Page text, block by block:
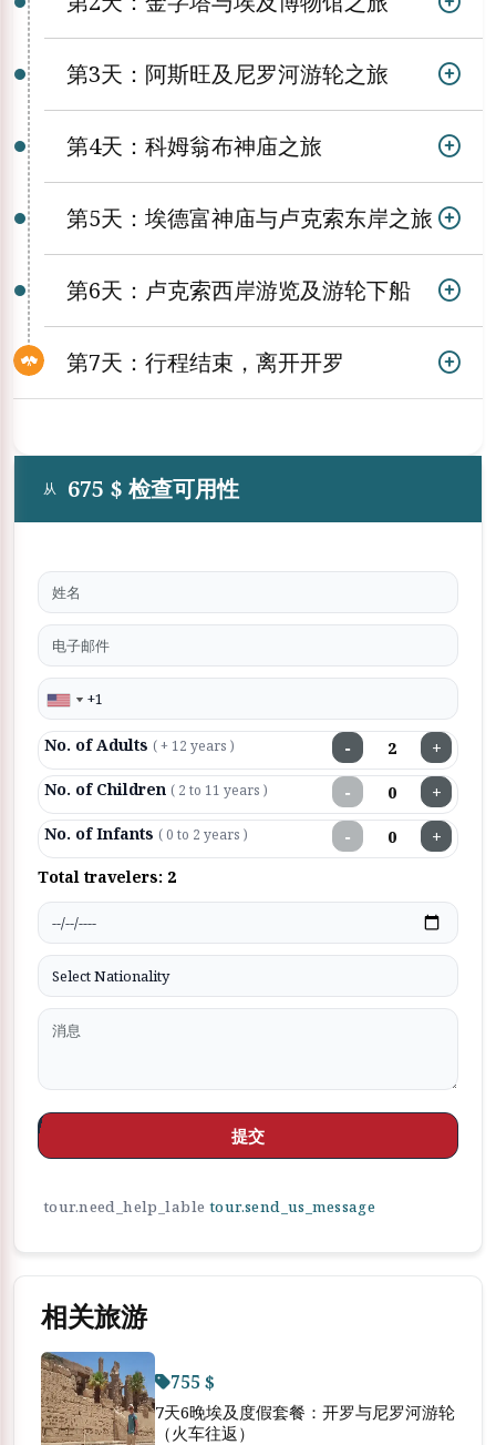
第3天：阿斯旺及尼罗河游轮之旅
第4天：科姆翁布神庙之旅
第5天：埃德富神庙与卢克索东岸之旅
第6天：卢克索西岸游览及游轮下船
第7天：行程结束，离开开罗
从 675 $ 检查可用性
No. of Adults ( + 12 years ) − +
No. of Children ( 2 to 11 years ) − +
No. of Infants ( 0 to 2 years ) − +
Total travelers: 2
提交
tour.need_help_lable tour.send_us_message
相关旅游
755 $
7天6晚埃及度假套餐：开罗与尼罗河游轮
（火车往返）